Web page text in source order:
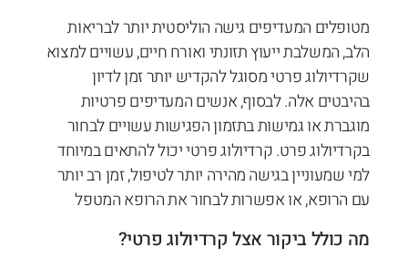
מטופלים המעדיפים גישה הוליסטית יותר לבריאות
הלב, המשלבת ייעוץ תזונתי ואורח חיים, עשויים למצוא
שקרדיולוג פרטי מסוגל להקדיש יותר זמן לדיון
בהיבטים אלה. לבסוף, אנשים המעדיפים פרטיות
מוגברת או גמישות בתזמון הפגישות עשויים לבחור
בקרדיולוג פרט. קרדיולוג פרטי יכול להתאים במיוחד
למי שמעוניין בגישה מהירה יותר לטיפול, זמן רב יותר
עם הרופא, או אפשרות לבחור את הרופא המטפל
מה כולל ביקור אצל קרדיולוג פרטי?